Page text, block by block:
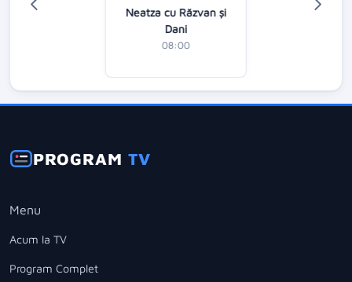
Neatza cu Răzvan şi
Dani
08:00
PROGRAMTV
Menu
Acum la TV
Program Complet